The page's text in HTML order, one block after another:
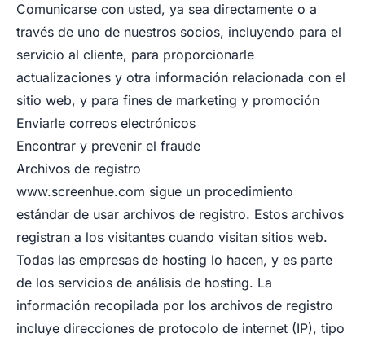
Comunicarse con usted, ya sea directamente o a
través de uno de nuestros socios, incluyendo para el
servicio al cliente, para proporcionarle
actualizaciones y otra información relacionada con el
sitio web, y para fines de marketing y promoción
Enviarle correos electrónicos
Encontrar y prevenir el fraude
Archivos de registro
www.screenhue.com sigue un procedimiento
estándar de usar archivos de registro. Estos archivos
registran a los visitantes cuando visitan sitios web.
Todas las empresas de hosting lo hacen, y es parte
de los servicios de análisis de hosting. La
información recopilada por los archivos de registro
incluye direcciones de protocolo de internet (IP), tipo